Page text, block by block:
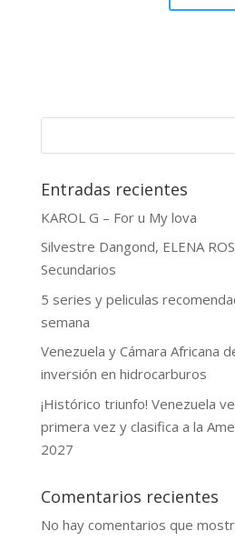
Entradas recientes
KAROL G – For u My lova
Silvestre Dangond, ELENA
Secundarios
5 series y peliculas
semana
Venezuela y Cámara Africana
inversión en hidrocarburos
¡Histórico triunfo! Venezuela
primera vez y clasifica a la
2027
Comentarios recientes
No hay comentarios que